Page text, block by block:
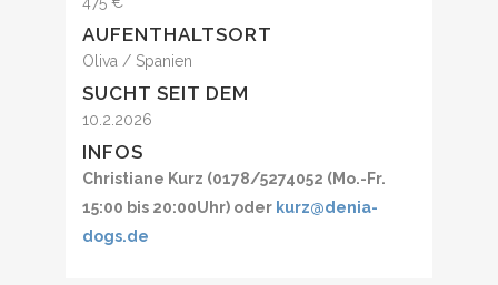
AUFENTHALTSORT
Oliva / Spanien
SUCHT SEIT DEM
10.2.2026
INFOS
Christiane Kurz (0178/5274052 (Mo.-Fr.
15:00 bis 20:00Uhr) oder kurz@denia-
dogs.de